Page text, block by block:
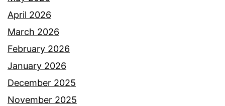
p
a
l
i
n
g
April 2026
March 2026
February 2026
January 2026
December 2025
November 2025